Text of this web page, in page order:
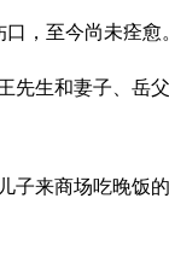
，至今尚未痊愈
先生和妻子、岳
子来商场吃晚饭